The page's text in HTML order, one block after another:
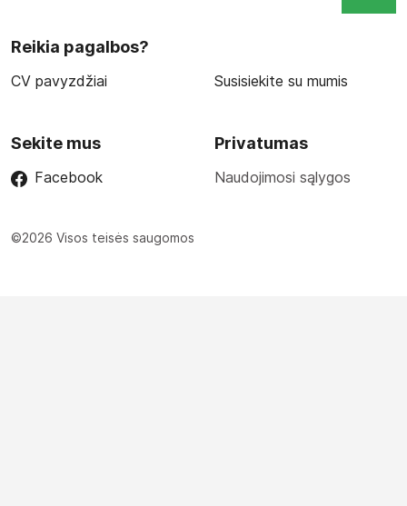
Reikia pagalbos?
CV pavyzdžiai Susisiekite su mumis
Sekite mus
Facebook
Privatumas
Naudojimosi sąlygos
©2026 Visos teisės saugomos